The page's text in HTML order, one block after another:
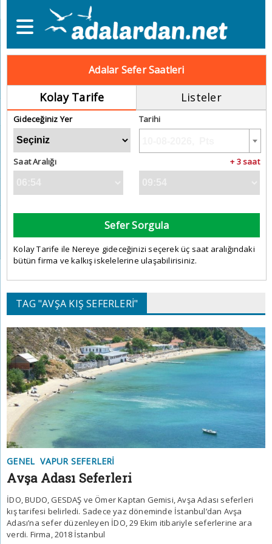
Adalar Sefer Saatleri
Kolay Tarife Listeler
Gideceğiniz Yer Tarihi
Saat Aralığı + 3 saat
Sefer Sorgula
Kolay Tarife ile Nereye gideceğinizi seçerek üç saat aralığındaki
bütün firma ve kalkış iskelelerine ulaşabilirisiniz.
TAG "AVŞA KIŞ SEFERLERI"
GENEL VAPUR SEFERLERI
Avşa Adası Seferleri
İDO, BUDO, GESDAŞ ve Ömer Kaptan Gemisi, Avşa Adası seferleri
kış tarifesi belirledi. Sadece yaz döneminde İstanbul’dan Avşa
Adası’na sefer düzenleyen İDO, 29 Ekim itibariyle seferlerine ara
verdi. Firma, 2018 İstanbul